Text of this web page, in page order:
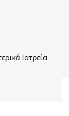
Ιατρεία